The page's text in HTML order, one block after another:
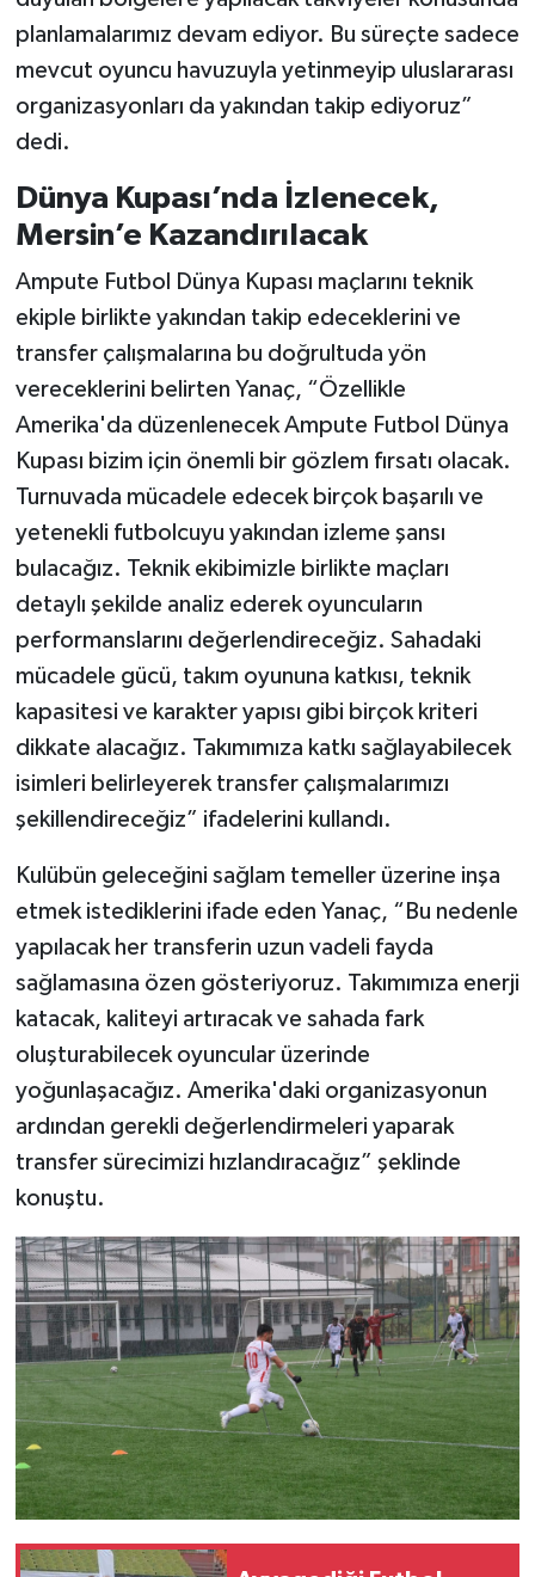
planlamalarımız devam ediyor. Bu süreçte sadece
mevcut oyuncu havuzuyla yetinmeyip uluslararası
organizasyonları da yakından takip ediyoruz”
dedi.
Dünya Kupası’nda İzlenecek,
Mersin’e Kazandırılacak
Ampute Futbol Dünya Kupası maçlarını teknik
ekiple birlikte yakından takip edeceklerini ve
transfer çalışmalarına bu doğrultuda yön
vereceklerini belirten Yanaç, “Özellikle
Amerika'da düzenlenecek Ampute Futbol Dünya
Kupası bizim için önemli bir gözlem fırsatı olacak.
Turnuvada mücadele edecek birçok başarılı ve
yetenekli futbolcuyu yakından izleme şansı
bulacağız. Teknik ekibimizle birlikte maçları
detaylı şekilde analiz ederek oyuncuların
performanslarını değerlendireceğiz. Sahadaki
mücadele gücü, takım oyununa katkısı, teknik
kapasitesi ve karakter yapısı gibi birçok kriteri
dikkate alacağız. Takımımıza katkı sağlayabilecek
isimleri belirleyerek transfer çalışmalarımızı
şekillendireceğiz” ifadelerini kullandı.
Kulübün geleceğini sağlam temeller üzerine inşa
etmek istediklerini ifade eden Yanaç, “Bu nedenle
yapılacak her transferin uzun vadeli fayda
sağlamasına özen gösteriyoruz. Takımımıza enerji
katacak, kaliteyi artıracak ve sahada fark
oluşturabilecek oyuncular üzerinde
yoğunlaşacağız. Amerika'daki organizasyonun
ardından gerekli değerlendirmeleri yaparak
transfer sürecimizi hızlandıracağız” şeklinde
konuştu.